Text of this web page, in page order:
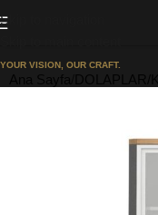
Skip to navigation
YOUR VISION, OUR CRAFT.